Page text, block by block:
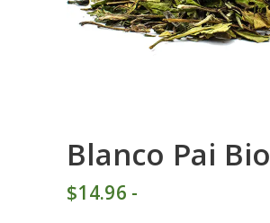
Blanco Pai Bio
$14 96 -